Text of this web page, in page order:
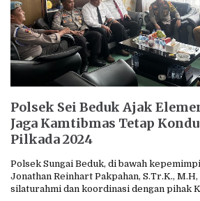
Polsek Sei Beduk Ajak
Jaga Kamtibmas Tetap
Pilkada 2024
Polsek Sungai Beduk, di bawah
Jonathan Reinhart Pakpahan, S.Tr.K.,
silaturahmi dan koordinasi dengan pihak